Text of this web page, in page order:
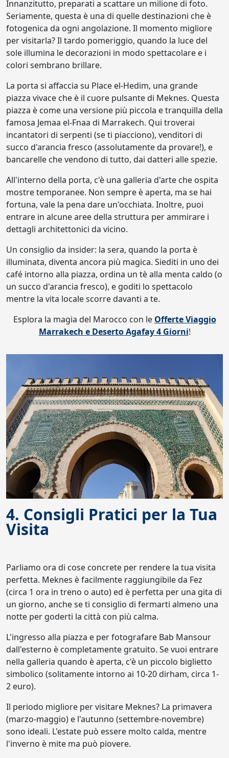
Innanzitutto, preparati a scattare un milione di foto.
Seriamente, questa è una di quelle destinazioni che è
fotogenica da ogni angolazione. Il momento migliore
per visitarla? Il tardo pomeriggio, quando la luce del
sole illumina le decorazioni in modo spettacolare e i
colori sembrano brillare.
La porta si affaccia su Place el-Hedim, una grande
piazza vivace che è il cuore pulsante di Meknes. Questa
piazza è come una versione più piccola e tranquilla della
famosa Jemaa el-Fnaa di Marrakech. Qui troverai
incantatori di serpenti (se ti piacciono), venditori di
succo d'arancia fresco (assolutamente da provare!), e
bancarelle che vendono di tutto, dai datteri alle spezie.
All'interno della porta, c'è una galleria d'arte che ospita
mostre temporanee. Non sempre è aperta, ma se hai
fortuna, vale la pena dare un'occhiata. Inoltre, puoi
entrare in alcune aree della struttura per ammirare i
dettagli architettonici da vicino.
Un consiglio da insider: la sera, quando la porta è
illuminata, diventa ancora più magica. Siediti in uno dei
café intorno alla piazza, ordina un tè alla menta caldo (o
un succo d'arancia fresco), e goditi lo spettacolo
mentre la vita locale scorre davanti a te.
Esplora la magia del Marocco con le Offerte Viaggio
Marrakech e Deserto Agafay 4 Giorni!
4. Consigli Pratici per la Tua
Visita
Parliamo ora di cose concrete per rendere la tua visita
perfetta. Meknes è facilmente raggiungibile da Fez
(circa 1 ora in treno o auto) ed è perfetta per una gita di
un giorno, anche se ti consiglio di fermarti almeno una
notte per goderti la città con più calma.
L'ingresso alla piazza e per fotografare Bab Mansour
dall'esterno è completamente gratuito. Se vuoi entrare
nella galleria quando è aperta, c'è un piccolo biglietto
simbolico (solitamente intorno ai 10-20 dirham, circa 1-
2 euro).
Il periodo migliore per visitare Meknes? La primavera
(marzo-maggio) e l'autunno (settembre-novembre)
sono ideali. L'estate può essere molto calda, mentre
l'inverno è mite ma può piovere.